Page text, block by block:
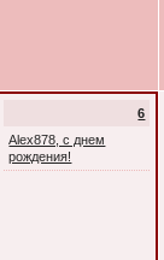
6
Alex878, с днем
рождения!